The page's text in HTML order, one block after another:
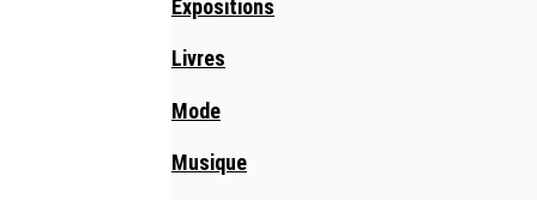
Expositions
Livres
Mode
Musique